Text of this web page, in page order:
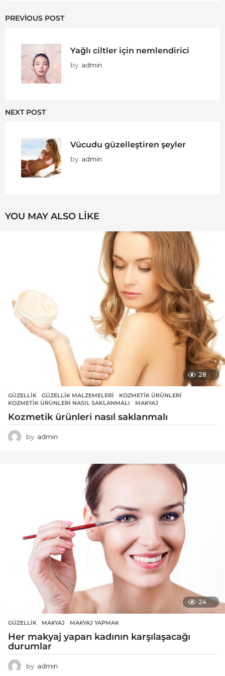
PREVIOUS POST
Yağlı ciltler için nemlendirici
by admin
NEXT POST
Vücudu güzelleştiren şeyler
by admin
YOU MAY ALSO LIKE
28
GÜZELLIK GÜZELLIK MALZEMELERI ,KOZMETIK ÜRÜNLERI
KOZMETIK ÜRÜNLERI NASIL SAKLANMALI
,MAKYAJ
Kozmetik ürünleri nasıl saklanmalı
by admin
24
GÜZELLIK MAKYAJ ,MAKYAJ YAPMAK
Her makyaj yapan kadının karşılaşacağı
durumlar
by admin